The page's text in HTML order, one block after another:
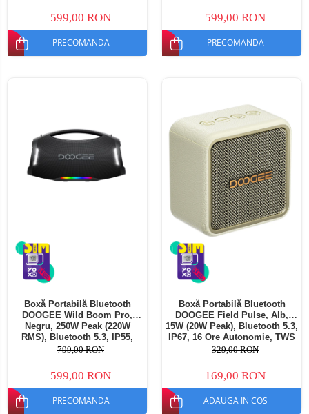
599,00 RON
PRECOMANDA
Umăr
599,00 RON
PRECOMANDA
Boxă Portabilă Bluetooth
DOOGEE Wild Boom Pro,
Negru, 250W Peak (220W
RMS), Bluetooth 5.3, IP55,
RGB, TWS Stereo, USB, TF
Umăr
799,00 RON
599,00 RON
PRECOMANDA
Boxă Portabilă Bluetooth
DOOGEE Field Pulse, Alb,
15W (20W Peak), Bluetooth 5.3,
IP67, 16 Ore Autonomie, TWS
Stereo, USB, TF Card, AUX,
329,00 RON
169,00 RON
ADAUGA IN COS